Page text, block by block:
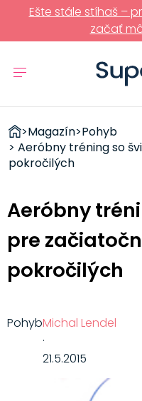
Ešte stále stíhaš –
začať
ZDRAVÉ
RÝCHLOVKY
>Magazín>Pohyb
> Aeróbny tréning so
pokročilých
Aeróbny
pre
pokročilých
PohybMichal Lendel
·
21.5.2015